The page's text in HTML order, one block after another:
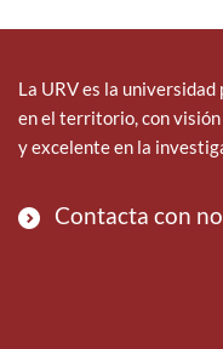
La URV es la
en el territorio, con
y excelente en la
Contacta con